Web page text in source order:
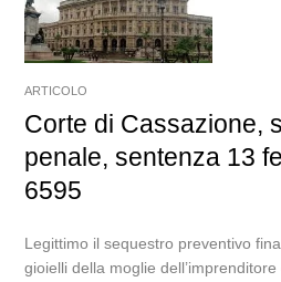
ARTICOLO
Corte di Cassazione,
penale, sentenza 13
6595
Legittimo il sequestro preventivo
gioielli della moglie